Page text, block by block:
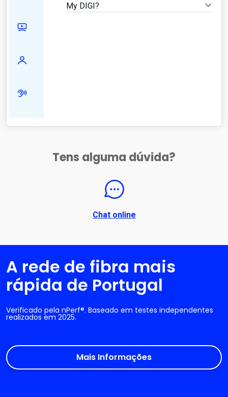
My DIGI?
Tens alguma dúvida?
Chat online
A rede de fibra mais
rápida de Portugal
Verificado pela nPerf®. Baseado em testes independentes
realizados em 2025.
Mais Informações